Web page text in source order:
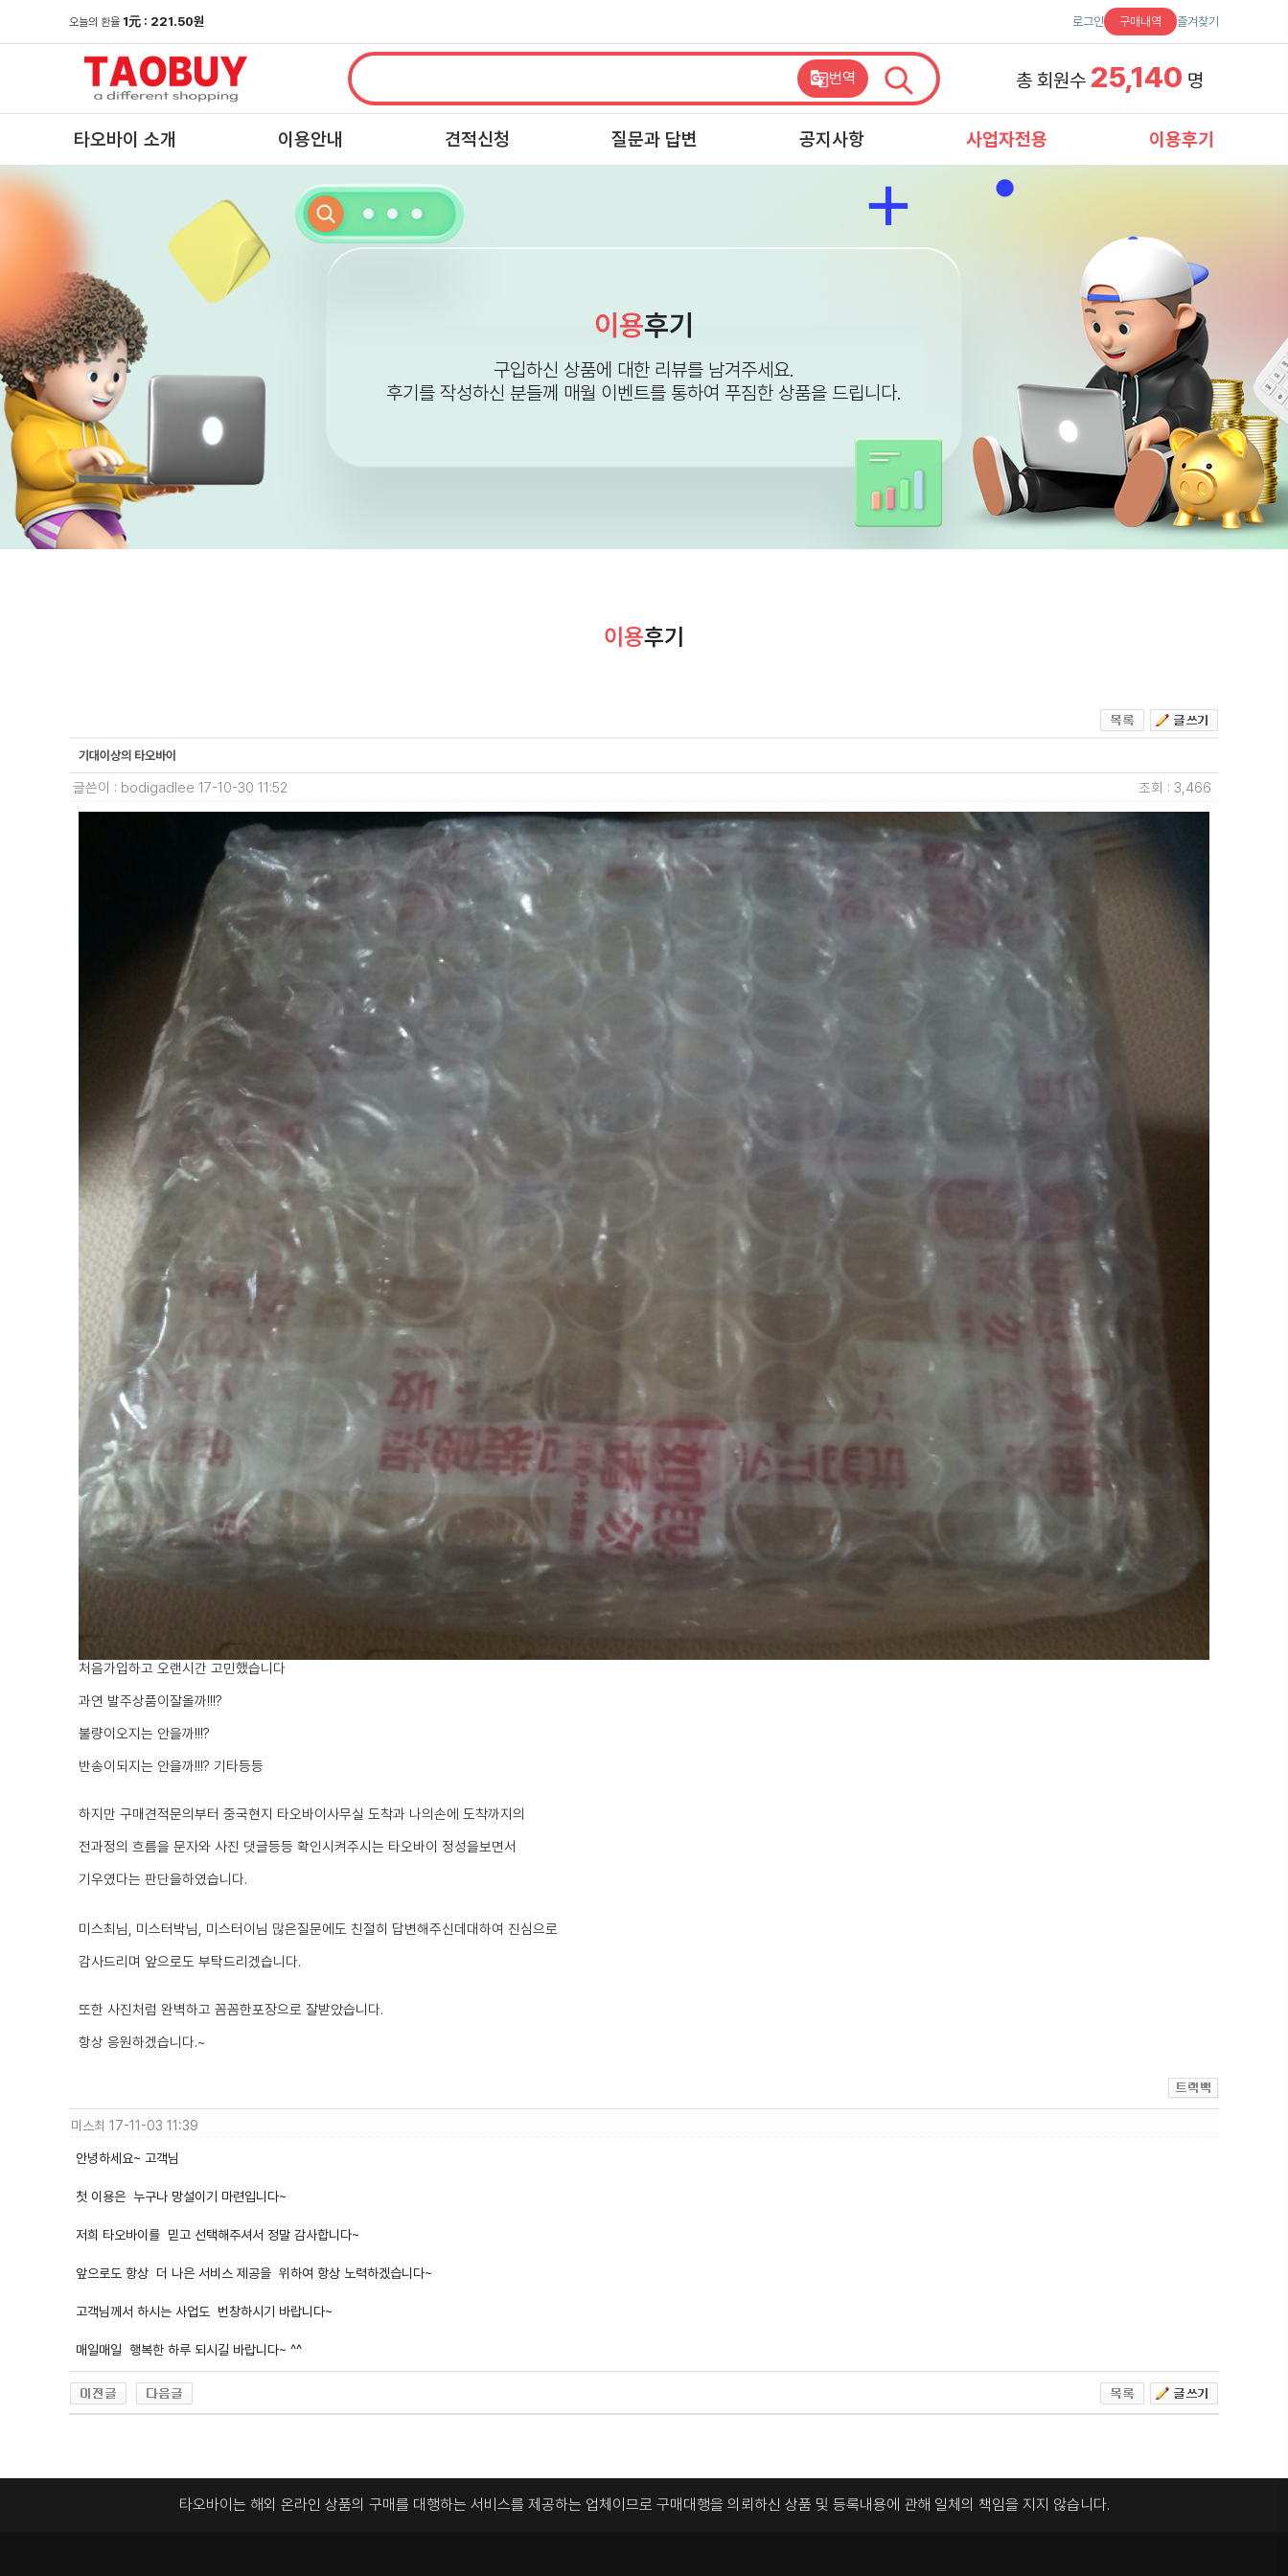
오늘의 환율 1元 : 221.50원 로그인 구매내역 즐겨찾기
번역 총 회원수 25,140 명
타오바이 소개 이용안내 견적신청 질문과 답변 공지사항 사업자전용 이용후기
이용후기
구입하신 상품에 대한 리뷰를 남겨주세요.
후기를 작성하신 분들께 매월 이벤트를 통하여 푸짐한 상품을 드립니다.
이용후기
기대이상의 타오바이
글쓴이 : bodigadlee 17-10-30 11:52 조회 : 3,466
처음가입하고 오랜시간 고민했습니다
과연 발주상품이잘올까!!!?
불량이오지는 안을까!!!?
반송이되지는 안을까!!!? 기타등등
하지만 구매견적문의부터 중국현지 타오바이사무실 도착과 나의손에 도착까지의
전과정의 흐름을 문자와 사진 댓글등등 확인시켜주시는 타오바이 정성을보면서
기우였다는 판단을하였습니다.
미스최님, 미스터박님, 미스터이님 많은질문에도 친절히 답변해주신데대하여 진심으로
감사드리며 앞으로도 부탁드리겠습니다.
또한 사진처럼 완벽하고 꼼꼼한포장으로 잘받았습니다.
항상 응원하겠습니다.~
미스최 17-11-03 11:39
안녕하세요~ 고객님
첫 이용은 누구나 망설이기 마련입니다~
저희 타오바이를 믿고 선택해주셔서 정말 감사합니다~
앞으로도 항상 더 나은 서비스 제공을 위하여 항상 노력하겠습니다~
고객님께서 하시는 사업도 번창하시기 바랍니다~
매일매일 행복한 하루 되시길 바랍니다~ ^^
타오바이는 해외 온라인 상품의 구매를 대행하는 서비스를 제공하는 업체이므로 구매대행을 의뢰하신 상품 및 등록내용에 관해 일체의 책임을 지지 않습니다.